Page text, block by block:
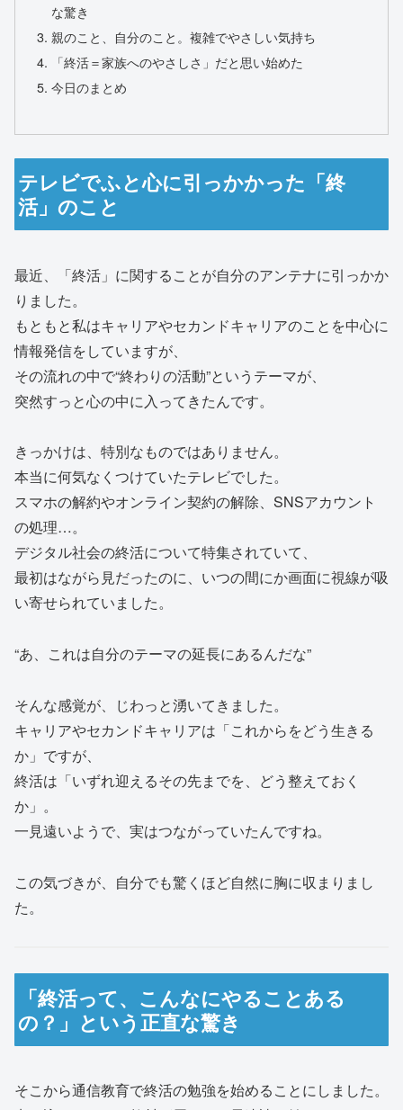
な驚き
親のこと、自分のこと。複雑でやさしい気持ち
「終活＝家族へのやさしさ」だと思い始めた
今日のまとめ
テレビでふと心に引っかかった「終
活」のこと
最近、「終活」に関することが自分のアンテナに引っかか
りました。
もともと私はキャリアやセカンドキャリアのことを中心に
情報発信をしていますが、
その流れの中で“終わりの活動”というテーマが、
突然すっと心の中に入ってきたんです。
きっかけは、特別なものではありません。
本当に何気なくつけていたテレビでした。
スマホの解約やオンライン契約の解除、SNSアカウント
の処理…。
デジタル社会の終活について特集されていて、
最初はながら見だったのに、いつの間にか画面に視線が吸
い寄せられていました。
“あ、これは自分のテーマの延長にあるんだな”
そんな感覚が、じわっと湧いてきました。
キャリアやセカンドキャリアは「これからをどう生きる
か」ですが、
終活は「いずれ迎えるその先までを、どう整えておく
か」。
一見遠いようで、実はつながっていたんですね。
この気づきが、自分でも驚くほど自然に胸に収まりまし
た。
「終活って、こんなにやることある
の？」という正直な驚き
そこから通信教育で終活の勉強を始めることにしました。